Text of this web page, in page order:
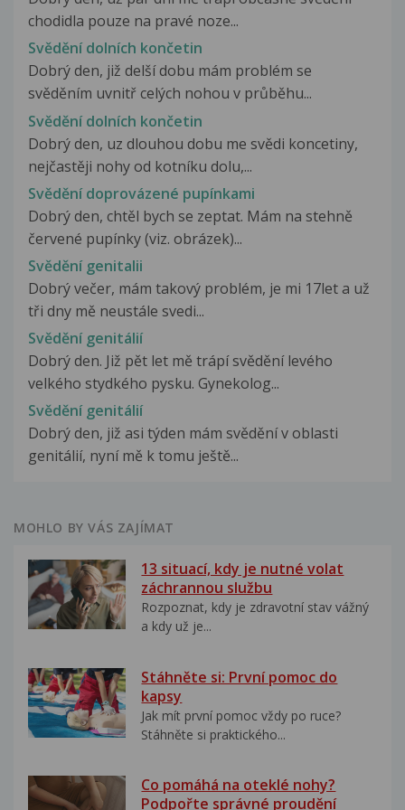
chodidla pouze na pravé noze...
Svědění dolních končetin
Dobrý den, již delší dobu mám problém se
svěděním uvnitř celých nohou v průběhu...
Svědění dolních končetin
Dobrý den, uz dlouhou dobu me svědi koncetiny,
nejčastěji nohy od kotníku dolu,...
Svědění doprovázené pupínkami
Dobrý den, chtěl bych se zeptat. Mám na stehně
červené pupínky (viz. obrázek)...
Svědění genitalii
Dobrý večer, mám takový problém, je mi 17let a už
tři dny mě neustále svedi...
Svědění genitálií
Dobrý den. Již pět let mě trápí svědění levého
velkého stydkého pysku. Gynekolog...
Svědění genitálií
Dobrý den, již asi týden mám svědění v oblasti
genitálií, nyní mě k tomu ještě...
MOHLO BY VÁS ZAJÍMAT
13 situací, kdy je nutné volat
záchrannou službu
Rozpoznat, kdy je zdravotní stav vážný
a kdy už je...
Stáhněte si: První pomoc do
kapsy
Jak mít první pomoc vždy po ruce?
Stáhněte si praktického...
Co pomáhá na oteklé nohy?
Podpořte správné proudění